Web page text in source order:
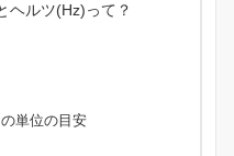
ヘルツ(Hz)って？
単位の目安